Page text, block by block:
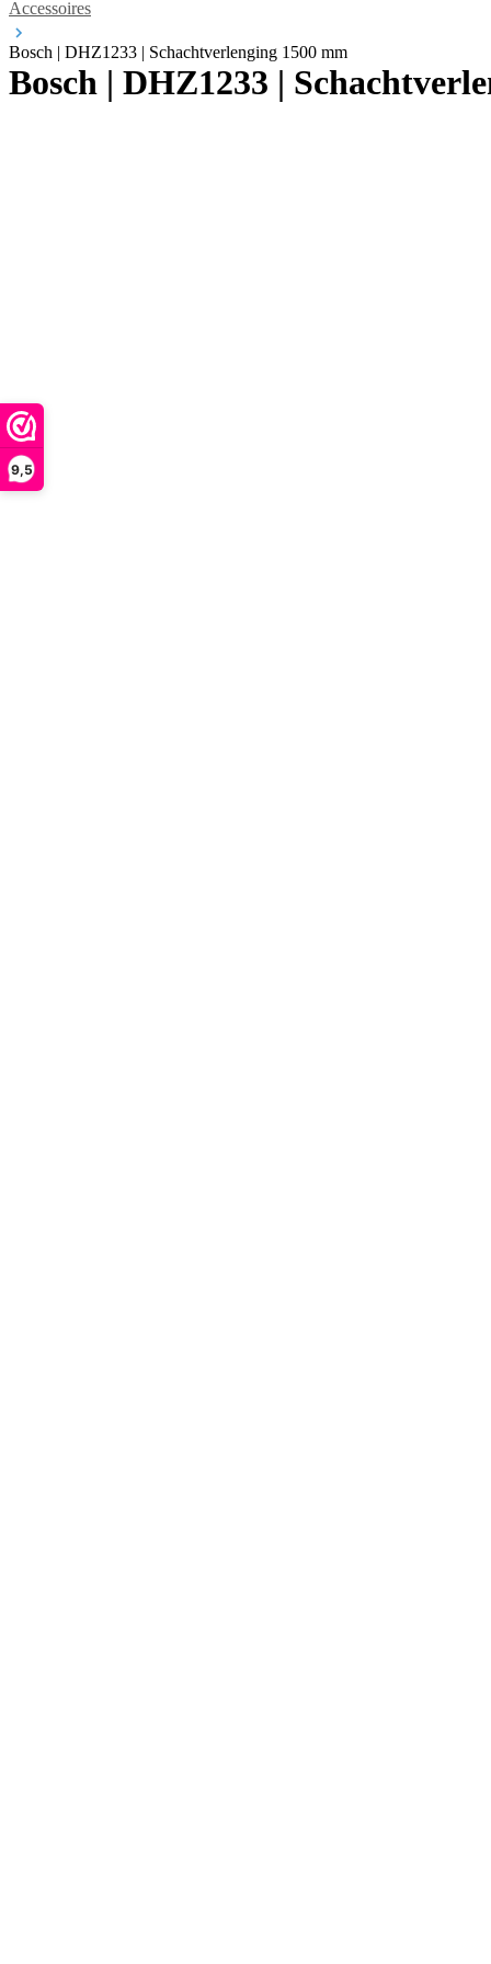
9,5
Accessoires
Bosch | DHZ1233 | Schachtverlenging 1500 mm
Bosch | DHZ1233 |